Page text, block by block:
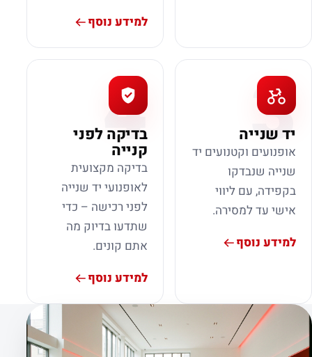
למידע נוסף
3
יד שנייה
אופנועים וקטנועים יד
שנייה שנבדקו
בקפידה, עם ליווי
אישי עד למסירה.
למידע נוסף
4
בדיקה לפני
קנייה
בדיקה מקצועית
לאופנועי יד שנייה
לפני רכישה – כדי
שתדעו בדיוק מה
אתם קונים.
למידע נוסף